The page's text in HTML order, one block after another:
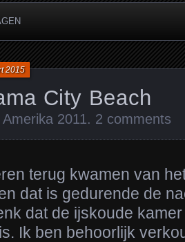
City Beach
2015
2011. 2 comments
terug kwamen van
dat is gedurende de
dat de ijskoude
Ik ben behoorlijk